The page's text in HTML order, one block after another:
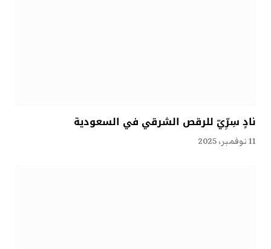
نادٍ سِرِّيّ للرقص الشرقي في السعودية
11 نوفمبر، 2025